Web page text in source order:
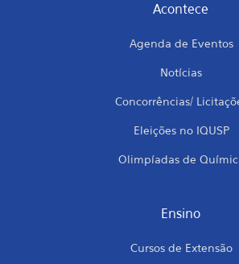
Acontece
Agenda de Eventos
Notícias
Concorrências/
Eleições no IQUSP
Olimpíadas de
Ensino
Cursos de Extensão